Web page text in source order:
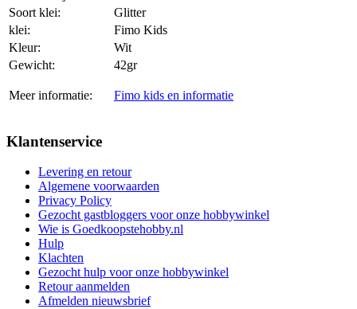
Soort klei:
Glitter
klei:
Fimo Kids
Kleur:
Wit
Gewicht:
42gr
Meer informatie: Fimo kids en informatie
Klantenservice
Levering en retour
Algemene voorwaarden
Privacy Policy
Gezocht gastbloggers voor onze hobbywinkel
Wie is Goedkoopstehobby.nl
Hulp
Klachten
Gezocht hulp voor onze hobbywinkel
Retour aanmelden
Afmelden nieuwsbrief